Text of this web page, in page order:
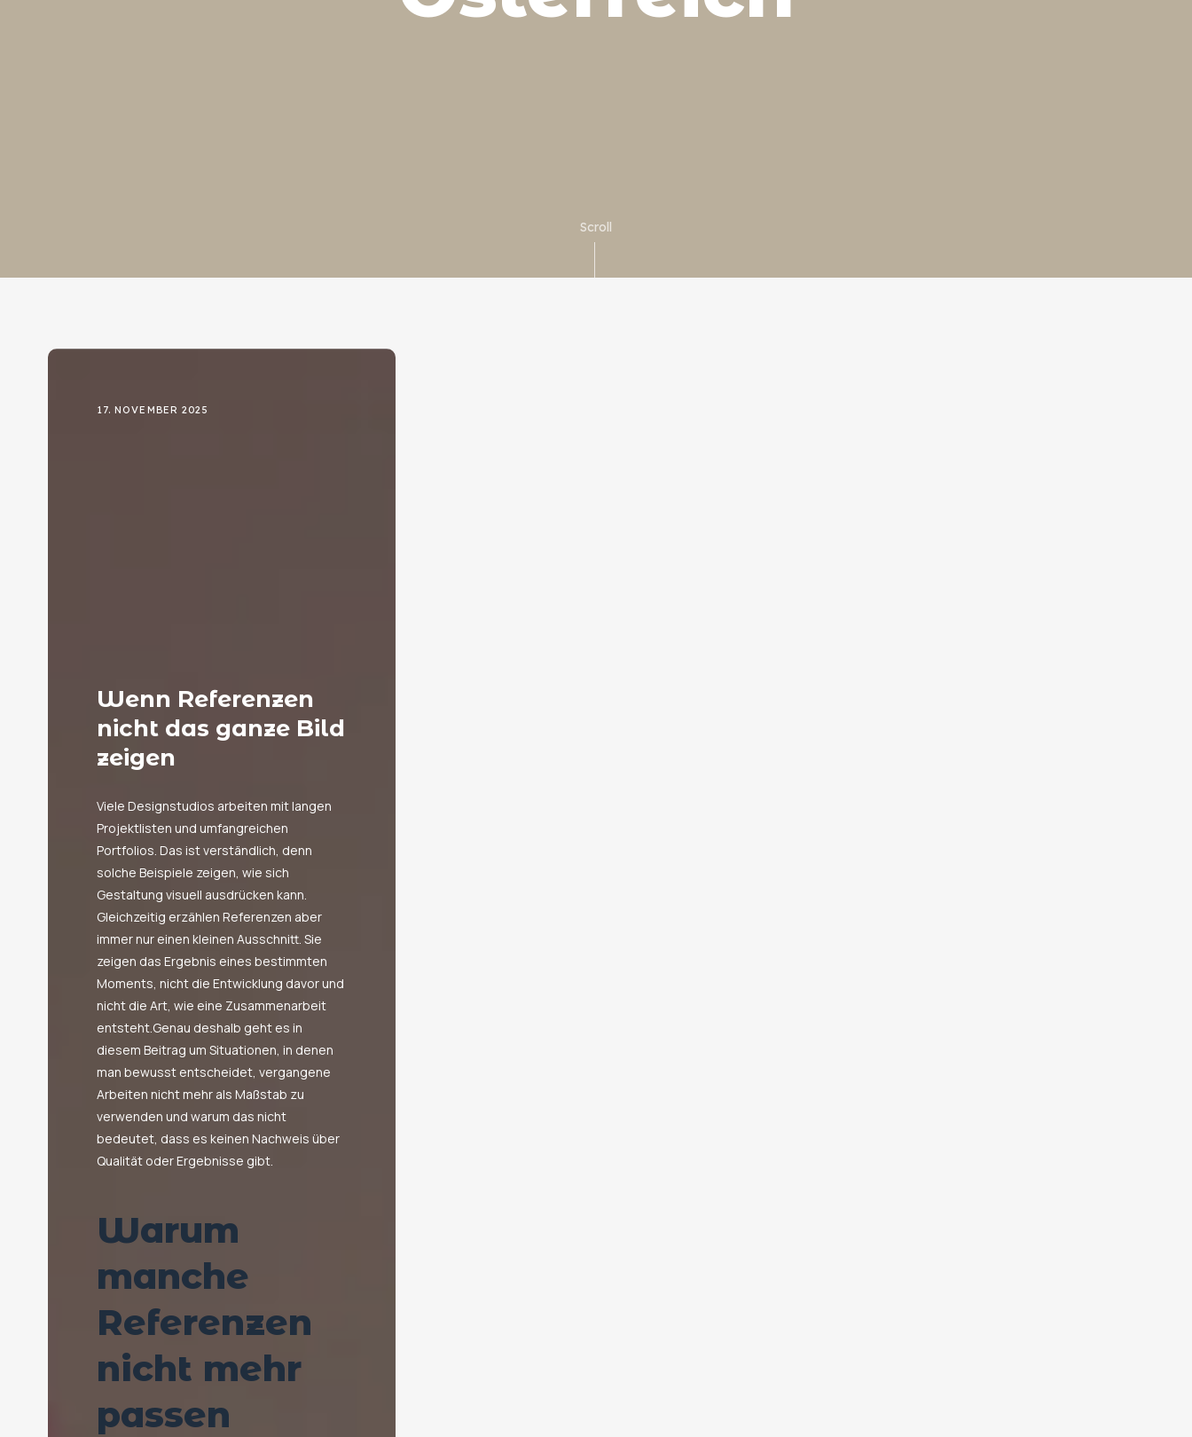
Scroll
17. NOVEMBER 2025
Wenn Referenzen
nicht das ganze Bild
zeigen
Viele Designstudios arbeiten mit langen
Projektlisten und umfangreichen
Portfolios. Das ist verständlich, denn
solche Beispiele zeigen, wie sich
Gestaltung visuell ausdrücken kann.
Gleichzeitig erzählen Referenzen aber
immer nur einen kleinen Ausschnitt. Sie
zeigen das Ergebnis eines bestimmten
Moments, nicht die Entwicklung davor und
nicht die Art, wie eine Zusammenarbeit
entsteht.Genau deshalb geht es in
diesem Beitrag um Situationen, in denen
man bewusst entscheidet, vergangene
Arbeiten nicht mehr als Maßstab zu
verwenden und warum das nicht
bedeutet, dass es keinen Nachweis über
Qualität oder Ergebnisse gibt.
Warum
manche
Referenzen
nicht mehr
passen